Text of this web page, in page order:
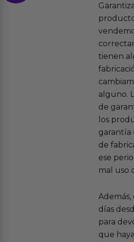
tienen
alguno.
de
los
garantía
de
ese
mal uso
Además,
días
para
que